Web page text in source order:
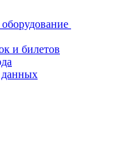
и билетов
данных